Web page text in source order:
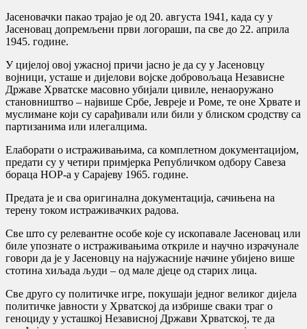
Јасеновачки пакао трајао је од 20. августа 1941, када су у
Јасеновац допремљени први логораши, па све до 22. априла
1945. године.
У цијелој овој ужасној причи јасно је да су у Јасеновцу
војници, усташе и дијелови војске добровољаца Независне
Државе Хрватске масовно убијали цивиле, ненаоружано
становништво – највише Србе, Јевреје и Роме, те оне Хрвате и
муслимане који су сарађивали или били у блиском сродству са
партизанима или илегалцима.
Елаборати о истраживањима, са комплетном документацијом,
предати су у четири примјерка Републичком одбору Савеза
бораца НОР-а у Сарајеву 1965. године.
Предата је и сва оригинална документација, сачињена на
терену током истраживачких радова.
Све што су релевантне особе које су ископавале Јасеновац или
биле упознате о истраживањима откриле и научно израчунале
говори да је у Јасеновцу на најужасније начине убијено више
стотина хиљада људи – од мале дјеце од старих лица.
Све друго су политичке игре, покушаји једног великог дијела
политичке јавности у Хрватској да избрише сваки траг о
геноциду у усташкој Независној Држави Хрватској, те да